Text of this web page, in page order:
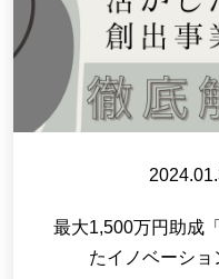
最大1,500万円助成
たイノベーシ